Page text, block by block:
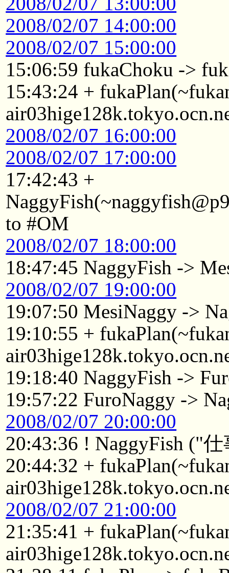
2008/02/07 14:00:00
2008/02/07 15:00:00
15:06:59 fukaChoku ->
15:43:24 +
2008/02/07 16:00:00
2008/02/07 17:00:00
17:42:43 +
to #OM
2008/02/07 18:00:00
18:47:45 NaggyFish ->
2008/02/07 19:00:00
19:07:50 MesiNaggy ->
19:10:55 +
19:18:40 NaggyFish ->
19:57:22 FuroNaggy ->
2008/02/07 20:00:00
20:43:36 ! NaggyFish ("
20:44:32 +
2008/02/07 21:00:00
21:35:41 +